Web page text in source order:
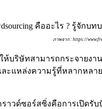
ภาพจาก : https://
ห้บริษัทสามารถกระจายงา
ะแหล่งความรู้ที่หลากหลา
าวด์ซอร์สซิ่งคือการเปิด